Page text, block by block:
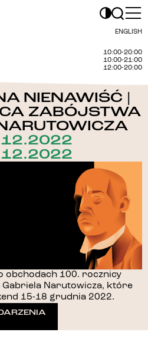
ENGLISH
10:00-20:00
10:00-21:00
12:00-20:00
NIENAWIŚĆ |
ZABÓJSTWA
obchodach 100. rocznicy
Gabriela Narutowicza, które
15-18 grudnia 2022.